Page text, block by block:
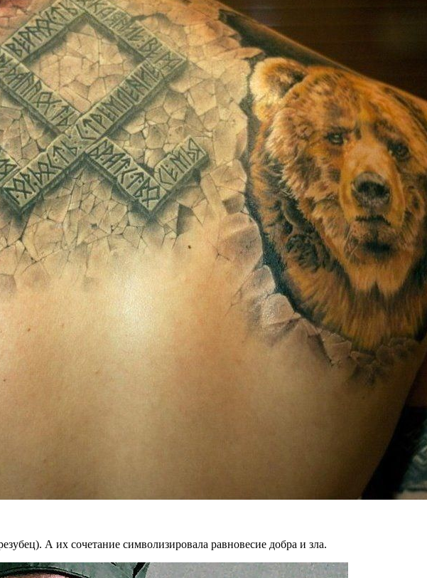
А их сочетание символизировала равновесие добра и зла.